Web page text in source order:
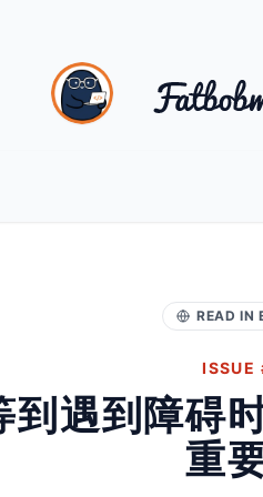
READ IN
ISSUE
到遇到障碍
重